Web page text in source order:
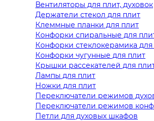
Вентиляторы для плит, духовок
Держатели стекол для плит
Клеммные планки для плит
Конфорки спиральные для
Конфорки стеклокерамика для
Конфорки чугунные для плит
Крышки рассекателей для
Лампы для плит
Ножки для плит
Переключатели режимов
Переключатели режимов
Петли для духовых шкафов